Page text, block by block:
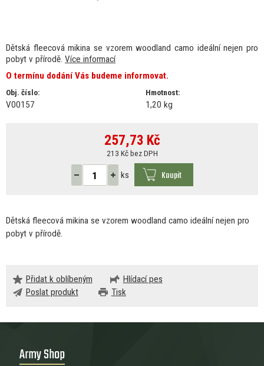
Dětská fleecová mikina se vzorem woodland camo ideální nejen pro
pobyt v přírodě. Více informací
O termínu dodání Vás budeme informovat.
Obj. číslo:
V00157
Hmotnost:
1,20 kg
257,73 Kč
213 Kč bez DPH
ks Koupit
Dětská fleecová mikina se vzorem woodland camo ideální nejen pro
pobyt v přírodě.
Přidat k oblíbeným
Hlídací pes
Poslat produkt
Tisk
Army Shop